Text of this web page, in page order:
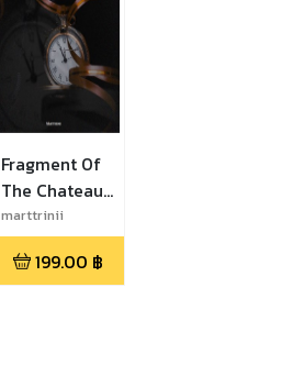
Fragment 0f
The Chateau
Arnont the
Fourth
marttrinii
199.00 ฿